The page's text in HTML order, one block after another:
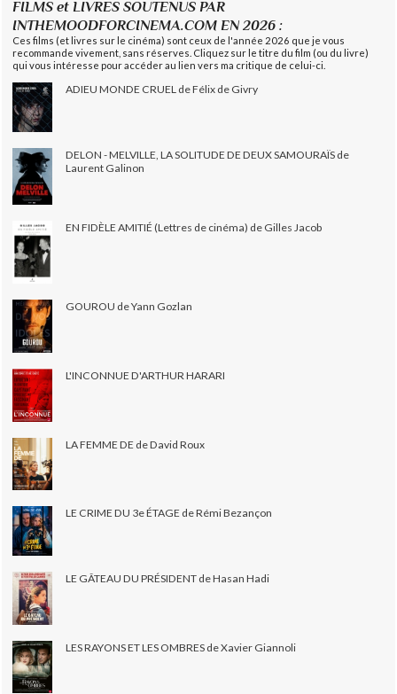
FILMS et LIVRES SOUTENUS PAR
INTHEMOODFORCINEMA.COM EN 2026 :
Ces films (et livres sur le cinéma) sont ceux de l'année 2026 que je vous
recommande vivement, sans réserves. Cliquez sur le titre du film (ou du livre)
qui vous intéresse pour accéder au lien vers ma critique de celui-ci.
ADIEU MONDE CRUEL de Félix de Givry
DELON - MELVILLE, LA SOLITUDE DE DEUX SAMOURAÏS de
Laurent Galinon
EN FIDÈLE AMITIÉ (Lettres de cinéma) de Gilles Jacob
GOUROU de Yann Gozlan
L'INCONNUE D'ARTHUR HARARI
LA FEMME DE de David Roux
LE CRIME DU 3e ÉTAGE de Rémi Bezançon
LE GÂTEAU DU PRÉSIDENT de Hasan Hadi
LES RAYONS ET LES OMBRES de Xavier Giannoli